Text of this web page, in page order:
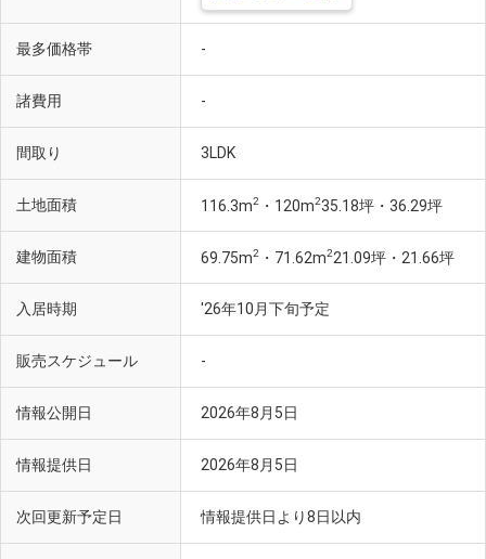
最多価格帯 -
諸費用 -
間取り 3LDK
土地面積 116.3m2 ・120m235.18坪・36.29坪
建物面積 69.75m2 ・71.62m221.09坪・21.66坪
入居時期 '26年10月下旬予定
販売スケジュール -
情報公開日 2026年8月5日
情報提供日 2026年8月5日
次回更新予定日 情報提供日より8日以内